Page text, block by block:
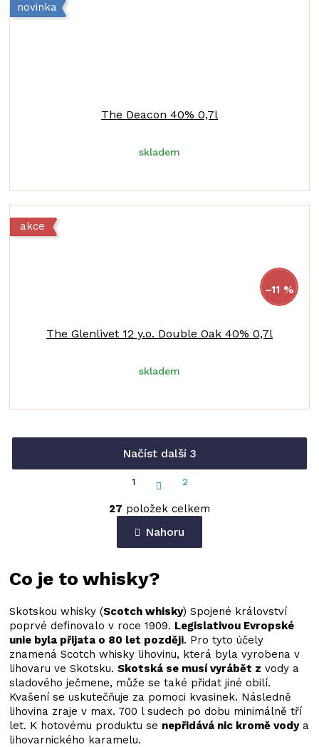
novinka
The Deacon 40% 0,7l
skladem
akce
–11 %
The Glenlivet 12 y.o. Double Oak 40% 0,7l
skladem
v
l
á
d
c
p
r
v
k
y
v
ý
p
i
s
Načíst další 3
t
á
k
o
á
1 2
27 položek celkem
Nahoru
Co je to whisky?
Skotskou whisky (Scotch whisky) Spojené království
poprvé definovalo v roce 1909. Legislativou Evropské
unie byla přijata o 80 let později. Pro tyto účely
znamená Scotch whisky lihovinu, která byla vyrobena v
lihovaru ve Skotsku. Skotská se musí vyrábět z vody a
sladového ječmene, může se také přidat jiné obilí.
Kvašení se uskutečňuje za pomoci kvasinek. Následně
lihovina zraje v max. 700 l sudech po dobu minimálně tří
let. K hotovému produktu se nepřidává nic kromě vodya
lihovarnického karamelu.